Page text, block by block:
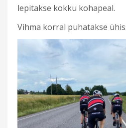
lepitakse kokku kohapeal.
Vihma korral puhatakse